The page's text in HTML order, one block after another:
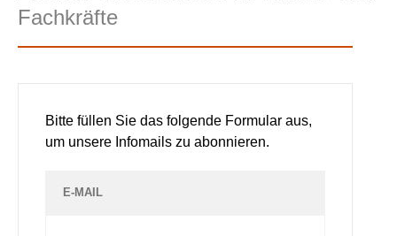
Fachkräfte
Bitte füllen Sie das folgende Formular aus,
um unsere Infomails zu abonnieren.
E-MAIL